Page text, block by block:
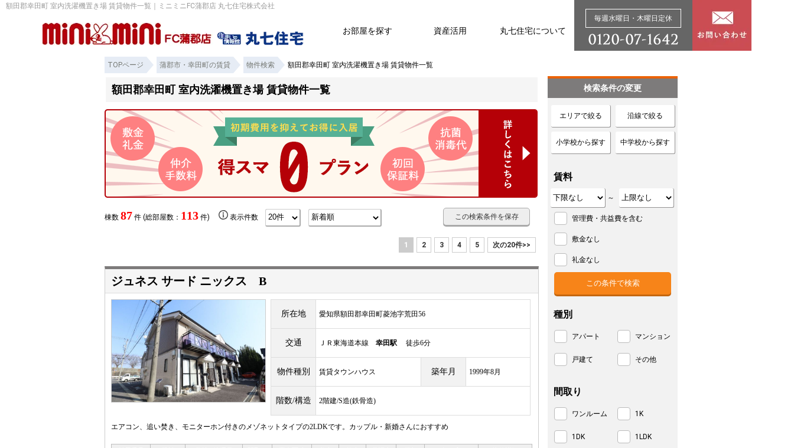
額田郡幸田町 室内洗濯機置き場 賃貸物件一覧｜ミニミニFC蒲郡店 丸七住宅株式会社
お部屋を探す 資産活用 丸七住宅について
毎週水曜日・木曜日定休
TOPページ 蒲郡市・幸田町の賃貸 物件検索 額田郡幸田町 室内洗濯機置き場 賃貸物件一覧
額田郡幸田町 室内洗濯機置き場 賃貸物件一覧
棟数 87 件 (総部屋数： 113 件) 表示件数 この検索条件を保存
1 2 3 4 5 次の20件>>
ジュネス サード ニックス B
所在地 愛知県額田郡幸田町菱池字荒田56
交通 ＪＲ東海道本線 幸田駅 徒歩6分
物件種別 賃貸タウンハウス 築年月 1999年8月
階数/構造 2階建/S造(鉄骨造)
エアコン、追い焚き、モニターホン付きのメゾネットタイプの2LDKです。カップル・新婚さんにおすすめ
検索条件の変更
エリアで絞る 沿線で絞る
小学校から探す 中学校から探す
賃料
～
管理費・共益費を含む
敷金なし
礼金なし
種別
アパート マンション
戸建て その他
間取り
ワンルーム 1K
1DK 1LDK